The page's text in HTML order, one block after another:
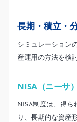
長期・積立・
シミュレーション
産運用の方法を検
NISA（ニーサ
NISA制度は、得ら
り、長期的な資産